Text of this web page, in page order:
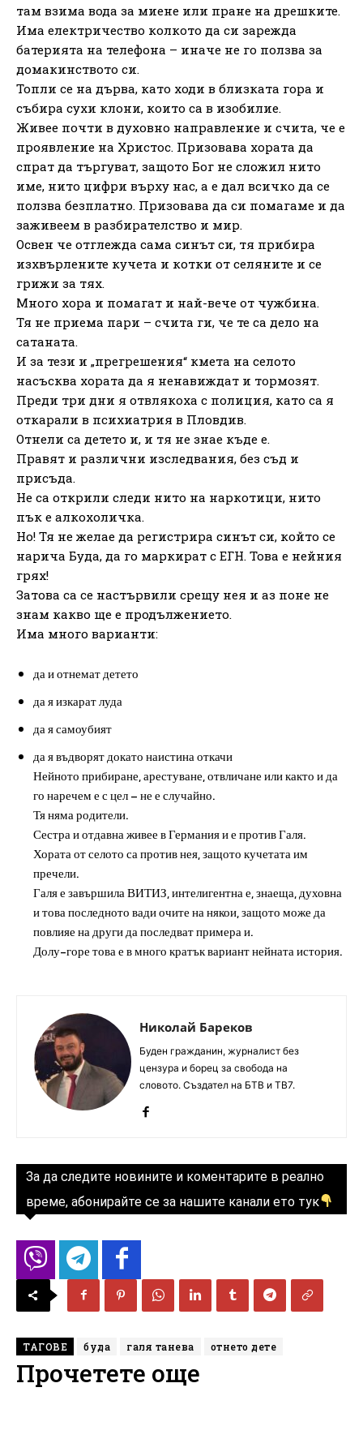
там взима вода за миене или пране на дрешките.
Има електричество колкото да си зарежда
батерията на телефона – иначе не го ползва за
домакинството си.
Топли се на дърва, като ходи в близката гора и
събира сухи клони, които са в изобилие.
Живее почти в духовно направление и счита, че е
проявление на Христос. Призовава хората да
спрат да търгуват, защото Бог не сложил нито
име, нито цифри върху нас, а е дал всичко да се
ползва безплатно. Призовава да си помагаме и да
заживеем в разбирателство и мир.
Освен че отглежда сама синът си, тя прибира
изхвърлените кучета и котки от селяните и се
грижи за тях.
Много хора и помагат и най-вече от чужбина.
Тя не приема пари – счита ги, че те са дело на
сатаната.
И за тези и „прегрешения“ кмета на селото
насъсква хората да я ненавиждат и тормозят.
Преди три дни я отвлякоха с полиция, като са я
откарали в психиатрия в Пловдив.
Отнели са детето и, и тя не знае къде е.
Правят и различни изследвания, без съд и
присъда.
Не са открили следи нито на наркотици, нито
пък е алкохоличка.
Но! Тя не желае да регистрира синът си, който се
нарича Буда, да го маркират с ЕГН. Това е нейния
грях!
Затова са се настървили срещу нея и аз поне не
знам какво ще е продължението.
Има много варианти:
да и отнемат детето
да я изкарат луда
да я самоубият
да я въдворят докато наистина откачи
Нейното прибиране, арестуване, отвличане или както и да
го наречем е с цел – не е случайно.
Тя няма родители.
Сестра и отдавна живее в Германия и е против Галя.
Хората от селото са против нея, защото кучетата им
пречели.
Галя е завършила ВИТИЗ, интелигентна е, знаеща, духовна
и това последното вади очите на някои, защото може да
повлияе на други да последват примера и.
Долу-горе това е в много кратък вариант нейната история.
Николай Бареков
Буден гражданин, журналист без
цензура и борец за свобода на
словото. Създател на БТВ и ТВ7.
За да следите новините и коментарите в реално
време, абонирайте се за нашите канали ето тук
ТАГОВЕ буда галя танева отнето дете
Прочетете още